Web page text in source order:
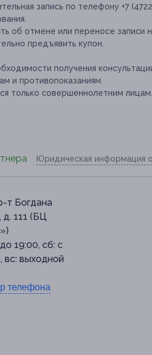
запись по телефону +7
об отмене или переносе записи
предъявить купон.
получения
и противопоказаниям.
только совершеннолетним лицам.
Юридическая информация
т Богдана
д. 111 (БЦ
19:00, сб: с
вс: выходной
30
телефона